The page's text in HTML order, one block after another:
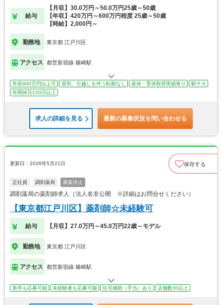
給与
【月収】30.0万円～50.0万円25歳～50歳
【年収】420万円～600万円程度 25歳～50歳
【時給】2,000円～
勤務地 東京都 江戸川区
アクセス 都営新宿線 篠崎駅
年収600万円以上可 原則、引越しを伴う転勤なし 産休・育休取得実績有り
駅チカ
年間休日120日以上
求人の詳細を見る 最新の募集状況を問い合わせる
更新日：2026年5月21日 保存する
正社員 調剤薬局 募集停止
調剤薬局の薬剤師求人（法人名非公開 ※詳細はお問合せください）
【東京都江戸川区】薬剤師☆未経験可
給与 【月収】27.0万円～45.0万円22歳～モデル
勤務地 東京都 江戸川区
アクセス 都営新宿線 篠崎駅
新卒も応募可能 未経験者も応募可能 住宅補助（手当）あり 店舗数30以上